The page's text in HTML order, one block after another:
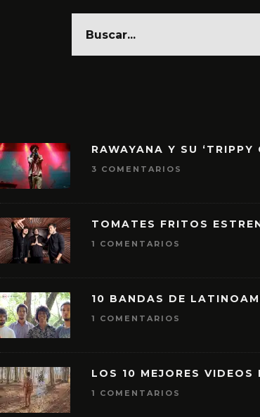
RAWAYANA Y SU
3 COMENTARIOS
TOMATES FRITOS
1 COMENTARIOS
10 BANDAS DE
1 COMENTARIOS
LOS 10 MEJORES VIDEOS
1 COMENTARIOS